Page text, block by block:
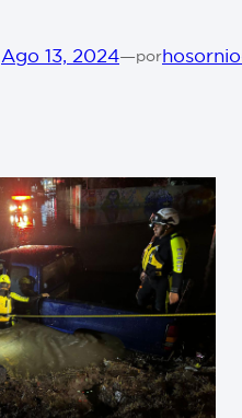
Ago 13, 2024—por